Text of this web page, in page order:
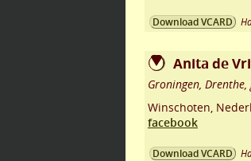
Download VCARD
Anita de
Groningen,
Winschoten,
facebook
Download VCARD